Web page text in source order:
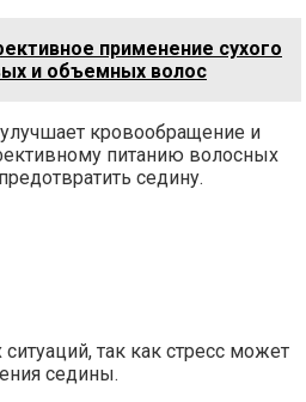
применение сухого
и объемных волос
кровообращение и
питанию волосных
седину.
так как стресс может
седины.